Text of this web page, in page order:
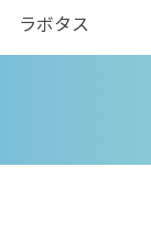
ラボタス